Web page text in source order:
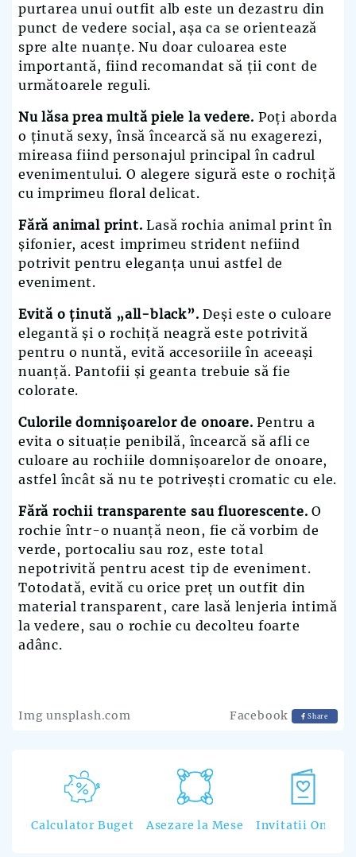
purtarea unui outfit alb este un dezastru din
punct de vedere social, așa ca se orientează
spre alte nuanțe. Nu doar culoarea este
importantă, fiind recomandat să ții cont de
următoarele reguli.
Nu lăsa prea multă piele la vedere. Poți aborda
o ținută sexy, însă încearcă să nu exagerezi,
mireasa fiind personajul principal în cadrul
evenimentului. O alegere sigură este o rochiță
cu imprimeu floral delicat.
Fără animal print. Lasă rochia animal print în
șifonier, acest imprimeu strident nefiind
potrivit pentru eleganța unui astfel de
eveniment.
Evită o ținută „all-black”. Deși este o culoare
elegantă și o rochiță neagră este potrivită
pentru o nuntă, evită accesoriile în aceeași
nuanță. Pantofii și geanta trebuie să fie
colorate.
Culorile domnișoarelor de onoare. Pentru a
evita o situație penibilă, încearcă să afli ce
culoare au rochiile domnișoarelor de onoare,
astfel încât să nu te potrivești cromatic cu ele.
Fără rochii transparente sau fluorescente. O
rochie într-o nuanță neon, fie că vorbim de
verde, portocaliu sau roz, este total
nepotrivită pentru acest tip de eveniment.
Totodată, evită cu orice preț un outfit din
material transparent, care lasă lenjeria intimă
la vedere, sau o rochie cu decolteu foarte
adânc.
Img unsplash.com Facebook Share
Calculator Buget Asezare la Mese Invitatii Online